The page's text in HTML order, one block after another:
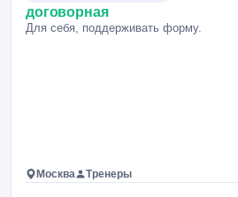
договорная
Для себя, поддерживать форму.
Москва Тренеры